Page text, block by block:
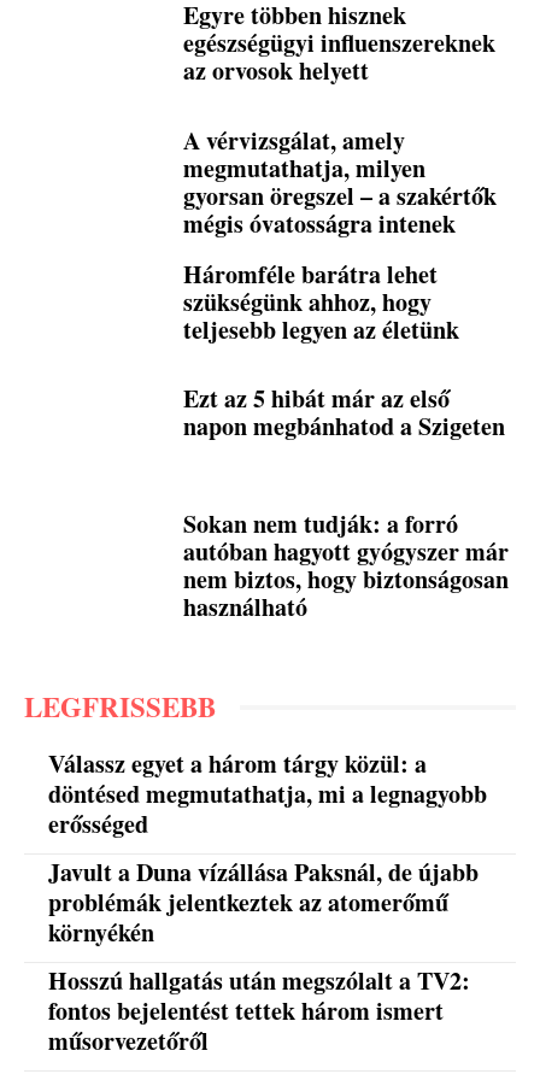
Egyre többen hisznek
egészségügyi influenszereknek
az orvosok helyett
A vérvizsgálat, amely
megmutathatja, milyen
gyorsan öregszel – a szakértők
mégis óvatosságra intenek
Háromféle barátra lehet
szükségünk ahhoz, hogy
teljesebb legyen az életünk
Ezt az 5 hibát már az első
napon megbánhatod a Szigeten
Sokan nem tudják: a forró
autóban hagyott gyógyszer már
nem biztos, hogy biztonságosan
használható
LEGFRISSEBB
Válassz egyet a három tárgy közül: a
döntésed megmutathatja, mi a legnagyobb
erősséged
Javult a Duna vízállása Paksnál, de újabb
problémák jelentkeztek az atomerőmű
környékén
Hosszú hallgatás után megszólalt a TV2:
fontos bejelentést tettek három ismert
műsorvezetőről